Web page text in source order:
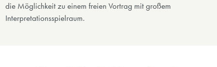
die Möglichkeit zu einem freien Vortrag mit großem
Interpretationsspielraum.